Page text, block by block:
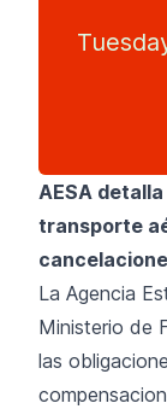
AESA
transporte
La Agencia
Ministerio de
las